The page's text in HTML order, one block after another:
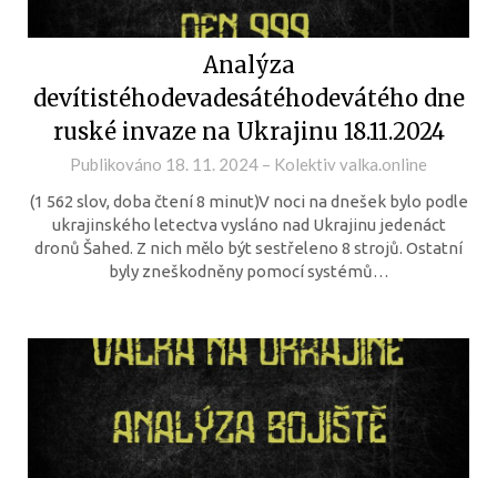
Analýza
devítistéhodevadesátéhodevátého dne
ruské invaze na Ukrajinu 18.11.2024
Publikováno 18. 11. 2024 – Kolektiv valka.online
(1 562 slov, doba čtení 8 minut)V noci na dnešek bylo podle
ukrajinského letectva vysláno nad Ukrajinu jedenáct
dronů Šahed. Z nich mělo být sestřeleno 8 strojů. Ostatní
byly zneškodněny pomocí systémů…